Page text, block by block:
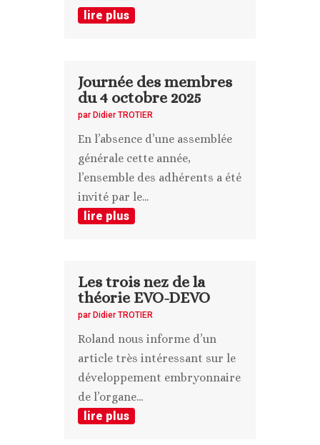
lire plus
Journée des membres
du 4 octobre 2025
par Didier TROTIER
En l’absence d’une assemblée
générale cette année,
l’ensemble des adhérents a été
invité par le...
lire plus
Les trois nez de la
théorie EVO-DEVO
par Didier TROTIER
Roland nous informe d’un
article très intéressant sur le
développement embryonnaire
de l’organe...
lire plus